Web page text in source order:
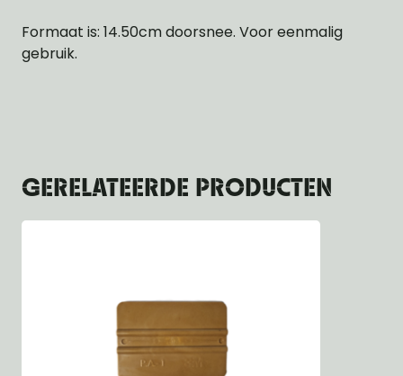
Formaat is: 14.50cm doorsnee. Voor eenmalig
gebruik.
GERELATEERDE PRODUCTEN